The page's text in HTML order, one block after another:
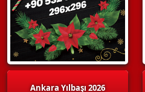
Ankara Yılbaşı 2026